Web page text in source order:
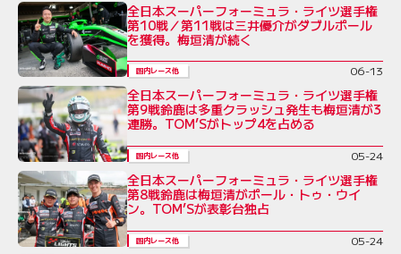
全日本スーパーフォーミュラ・ライツ選手権
第10戦／第11戦は三井優介がダブルポール
を獲得。梅垣清が続く
国内レース他 06-13
全日本スーパーフォーミュラ・ライツ選手権
第9戦鈴鹿は多重クラッシュ発生も梅垣清が3
連勝。TOM’Sがトップ4を占める
国内レース他 05-24
全日本スーパーフォーミュラ・ライツ選手権
第8戦鈴鹿は梅垣清がポール・トゥ・ウイ
ン。TOM’Sが表彰台独占
国内レース他 05-24